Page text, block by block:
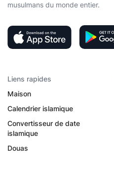
musulmans du monde entier.
Liens rapides
Maison
Calendrier islamique
Convertisseur de date
islamique
Douas